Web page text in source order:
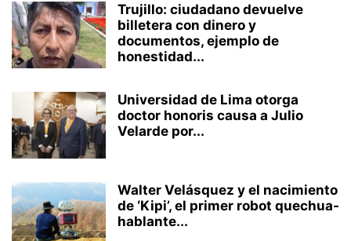
Trujillo: ciudadano devuelve
billetera con dinero y
documentos, ejemplo de
honestidad...
Universidad de Lima otorga
doctor honoris causa a Julio
Velarde por...
Walter Velásquez y el nacimiento
de ‘Kipi’, el primer robot quechua-
hablante...